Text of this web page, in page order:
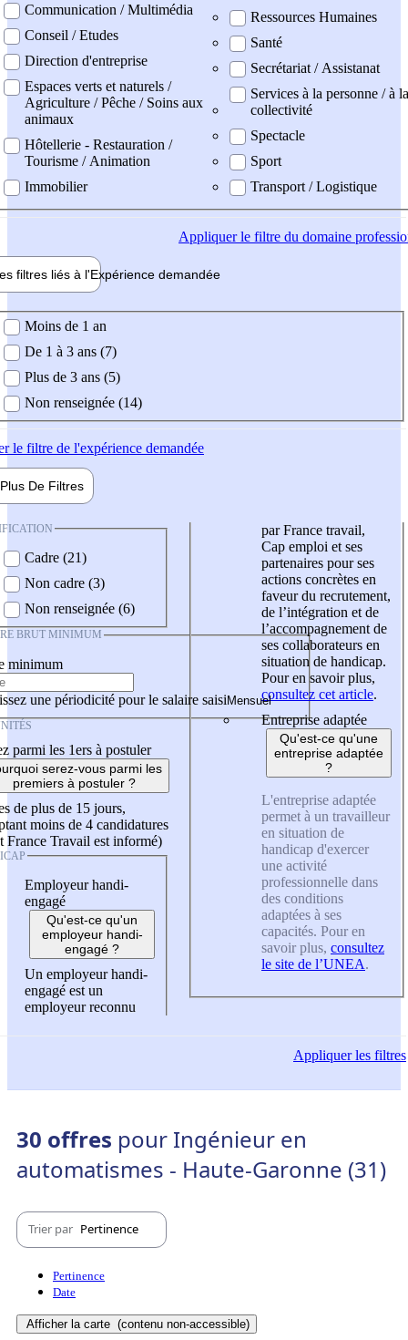
Communication / Multimédia
Conseil / Etudes
Direction d'entreprise
Espaces verts et naturels /
Agriculture / Pêche / Soins aux
animaux
Hôtellerie - Restauration /
Tourisme / Animation
Immobilier
Ressources Humaines
Santé
Secrétariat / Assistanat
Services à la personne / à la
collectivité
Spectacle
Sport
Transport / Logistique
Appliquerle filtre du domaine
filtres liés à l'Expérience demandée
demandée
Moins de 1 an
De 1 à 3 ans (7)
Plus de 3 ans (5)
Non renseignée (14)
le filtre de l'expérience demandée
Plus De Filtres
Cadre (21)
Non cadre (3)
Non renseignée (6)
BRUT MINIMUM
minimum
une périodicité pour le salaire saisi
parmi les 1ers à postuler
serez-vous parmi les
premiers à postuler ?
de plus de 15 jours,
moins de 4 candidatures
France Travail est informé)
Employeur handi-
engagé
Qu'est-ce qu'un
employeur handi-
engagé ?
Un employeur handi-
engagé est un
employeur reconnu
par France travail,
Cap emploi et ses
partenaires pour ses
actions concrètes en
faveur du recrutement,
de l’intégration et de
l’accompagnement de
ses collaborateurs en
situation de handicap.
Pour en savoir plus,
consultez cet article.
Entreprise adaptée
Qu'est-ce qu'une
entreprise adaptée
?
L'entreprise adaptée
permet à un travailleur
en situation de
handicap d'exercer
une activité
professionnelle dans
des conditions
adaptées à ses
capacités. Pour en
savoir plus, consultez
le site de l’UNEA.
Appliquerles filtres
30 offres pour Ingénieur en
automatismes - Haute-Garonne (31)
Trier par Pertinence
Pertinence
Date
Afficher la carte (contenu non-accessible)